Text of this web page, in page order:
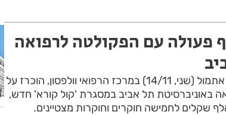
פעולה עם הפקולטה לרפואה
במסגרת כנס מחקרים שהתקיים אתמול (שני, 14/11) במרכז הרפואי וולפסון, הוכרז על
באוניברסיטת תל אביב במסגרת 'קול קורא' חדש,